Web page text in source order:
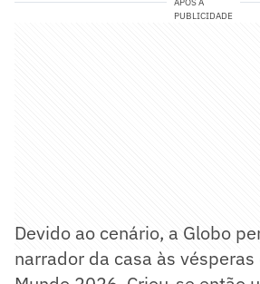
PUBLICIDADE
Devido ao cenário, a Globo
narrador da casa às vésperas